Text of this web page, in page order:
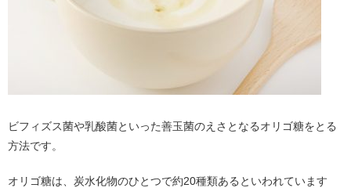
ビフィズス菌や乳酸菌といった善玉菌のえさとなるオリゴ糖をとる
方法です。
オリゴ糖は、炭水化物のひとつで約20種類あるといわれています